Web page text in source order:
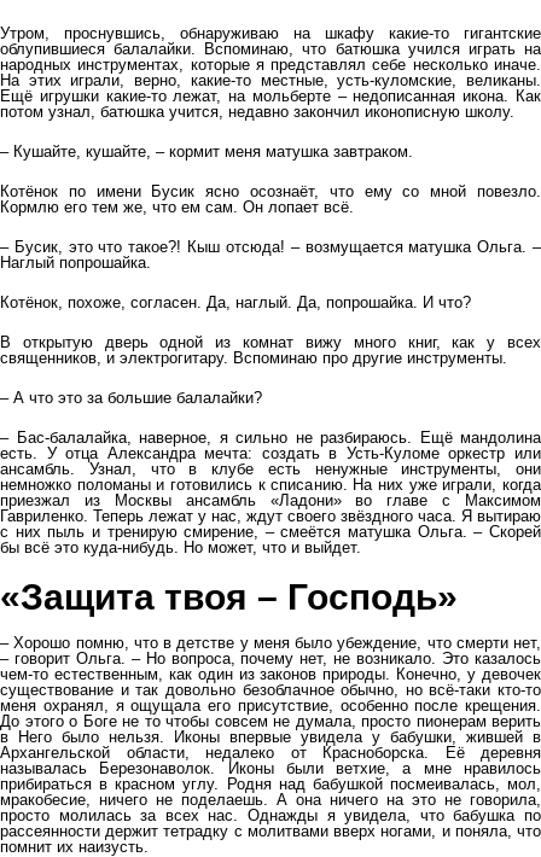
Утром, проснувшись, обнаруживаю на шкафу какие-то гигантские
облупившиеся балалайки. Вспоминаю, что батюшка учился играть на
народных инструментах, которые я представлял себе несколько иначе.
На этих играли, верно, какие-то местные, усть-куломские, великаны.
Ещё игрушки какие-то лежат, на мольберте – недописанная икона. Как
потом узнал, батюшка учится, недавно закончил иконописную школу.
– Кушайте, кушайте, – кормит меня матушка завтраком.
Котёнок по имени Бусик ясно осознаёт, что ему со мной повезло.
Кормлю его тем же, что ем сам. Он лопает всё.
– Бусик, это что такое?! Кыш отсюда! – возмущается матушка Ольга. –
Наглый попрошайка.
Котёнок, похоже, согласен. Да, наглый. Да, попрошайка. И что?
В открытую дверь одной из комнат вижу много книг, как у всех
священников, и электрогитару. Вспоминаю про другие инструменты.
– А что это за большие балалайки?
– Бас-балалайка, наверное, я сильно не разбираюсь. Ещё мандолина
есть. У отца Александра мечта: создать в Усть-Куломе оркестр или
ансамбль. Узнал, что в клубе есть ненужные инструменты, они
немножко поломаны и готовились к списанию. На них уже играли, когда
приезжал из Москвы ансамбль «Ладони» во главе с Максимом
Гавриленко. Теперь лежат у нас, ждут своего звёздного часа. Я вытираю
с них пыль и тренирую смирение, – смеётся матушка Ольга. – Скорей
бы всё это куда-нибудь. Но может, что и выйдет.
«Защита твоя – Господь»
– Хорошо помню, что в детстве у меня было убеждение, что смерти нет,
– говорит Ольга. – Но вопроса, почему нет, не возникало. Это казалось
чем-то естественным, как один из законов природы. Конечно, у девочек
существование и так довольно безоблачное обычно, но всё-таки кто-то
меня охранял, я ощущала его присутствие, особенно после крещения.
До этого о Боге не то чтобы совсем не думала, просто пионерам верить
в Него было нельзя. Иконы впервые увидела у бабушки, жившей в
Архангельской области, недалеко от Красноборска. Её деревня
называлась Березонаволок. Иконы были ветхие, а мне нравилось
прибираться в красном углу. Родня над бабушкой посмеивалась, мол,
мракобесие, ничего не поделаешь. А она ничего на это не говорила,
просто молилась за всех нас. Однажды я увидела, что бабушка по
рассеянности держит тетрадку с молитвами вверх ногами, и поняла, что
помнит их наизусть.